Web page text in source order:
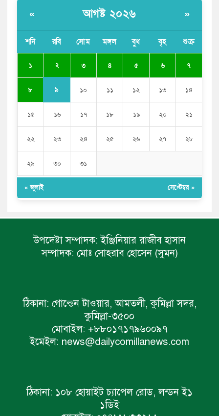
পাঠাতেন ইসলামী বিশ্ববিদ্যালয়ের ছাত্রী
এনসিপি নেতা
« আগষ্ট ২০২৬ »
শনি রবি সোম মঙ্গল বুধ বৃহ শুক্র
১ ২ ৩ ৪ ৫ ৬ ৭
৮ ৯ ১০ ১১ ১২ ১৩ ১৪
১৫ ১৬ ১৭ ১৮ ১৯ ২০ ২১
২২ ২৩ ২৪ ২৫ ২৬ ২৭ ২৮
২৯ ৩০ ৩১
« জুলাই সেপ্টেম্বর »
উপদেষ্টা সম্পাদক: ইঞ্জিনিয়ার রাজীব হাসান
সম্পাদক: মোঃ সোহরাব হোসেন (সুমন)
ঠিকানা: গোল্ডেন টাওয়ার, আমতলী, কুমিল্লা সদর,
কুমিল্লা-৩৫০০
মোবাইল: +৮৮০১৭১৭৯৬০০৯৭
ইমেইল: news@dailycomillanews.com
ঠিকানা: ১০৮ হোয়াইট চ্যাপেল রোড, লন্ডন ই১
১ডিই